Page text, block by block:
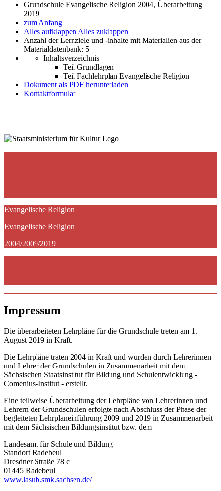
Grundschule Evangelische Religion 2004, Überarbeitung
2019
zum Anfang
Alles aufklappen Alles zuklappen
Anzahl der Lernziele und -inhalte mit Materialien aus der
Materialdatenbank: 5
Inhaltsverzeichnis
Teil Grundlagen
Teil Fachlehrplan Evangelische Religion
Dokument als PDF herunterladen
Kontaktformular
Evangelische Religion
Evangelische Religion
2004/2009/2019
Impressum
Die überarbeiteten Lehrpläne für die Grundschule treten am 1.
August 2019 in Kraft.
Die Lehrpläne traten 2004 in Kraft und wurden durch Lehrerinnen
und Lehrer der Grundschulen in Zusammenarbeit mit dem
Sächsischen Staatsinstitut für Bildung und Schulentwicklung -
Comenius-Institut - erstellt.
Eine teilweise Überarbeitung der Lehrpläne von Lehrerinnen und
Lehrern der Grundschulen erfolgte nach Abschluss der Phase der
begleiteten Lehrplaneinführung 2009 und 2019 in Zusammenarbeit
mit dem Sächsischen Bildungsinstitut bzw. dem
Landesamt für Schule und Bildung
Standort Radebeul
Dresdner Straße 78 c
01445 Radebeul
www.lasub.smk.sachsen.de/